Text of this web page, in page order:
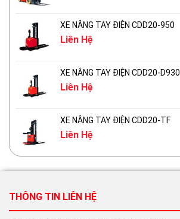
XE NÂNG TAY ĐIỆN CDD20-950
Liên Hệ
XE NÂNG TAY ĐIỆN CDD20-D930
Liên Hệ
XE NÂNG TAY ĐIỆN CDD20-TF
Liên Hệ
THÔNG TIN LIÊN HỆ